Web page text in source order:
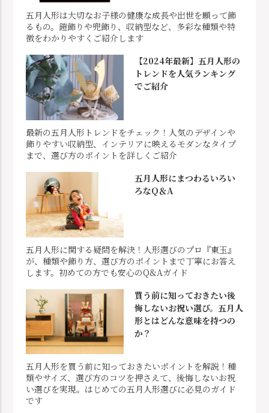
五月人形は大切なお子様の健康な成長や出世を願って飾
るもの。鎧飾りや兜飾り、収納型など、多彩な種類や特
徴をわかりやすくご紹介します
【2024年最新】五月人形の
トレンドを人気ランキング
でご紹介
最新の五月人形トレンドをチェック！人気のデザインや
飾りやすい収納型、インテリアに映えるモダンなタイプ
まで、選び方のポイントを詳しくご紹介
五月人形にまつわるいろい
ろなQ＆A
五月人形に関する疑問を解決！人形選びのプロ『東玉』
が、種類や飾り方、選び方のポイントまで丁寧にお答え
します。初めての方でも安心のQ&Aガイド
買う前に知っておきたい後
悔しないお祝い選び。五月人
形とはどんな意味を持つの
か？
五月人形を買う前に知っておきたいポイントを解説！種
類やサイズ、選び方のコツを押さえて、後悔しないお祝
い選びを実現。はじめての五月人形選びに必見のガイド
です